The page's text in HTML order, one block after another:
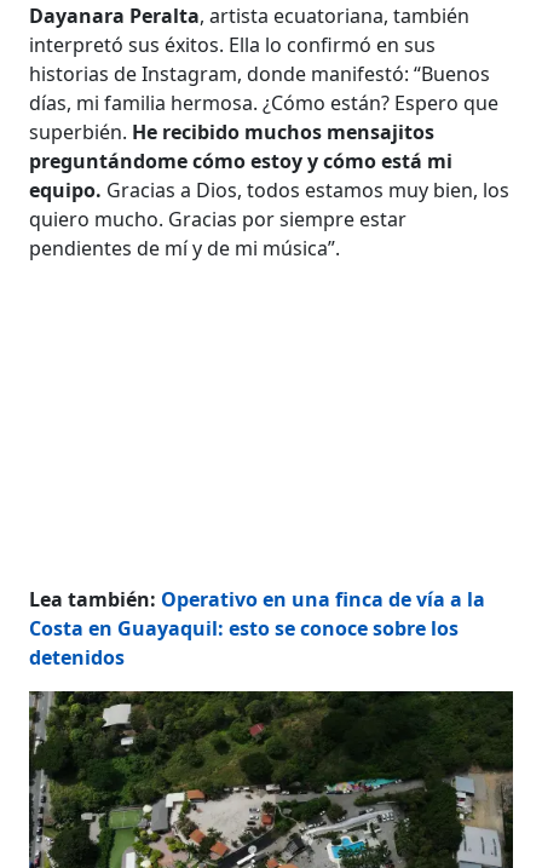
Dayanara Peralta, artista ecuatoriana, también
interpretó sus éxitos. Ella lo confirmó en sus
historias de Instagram, donde manifestó: “Buenos
días, mi familia hermosa. ¿Cómo están? Espero que
superbién. He recibido muchos mensajitos
preguntándome cómo estoy y cómo está mi
equipo. Gracias a Dios, todos estamos muy bien, los
quiero mucho. Gracias por siempre estar
pendientes de mí y de mi música”.
Lea también: Operativo en una finca de vía a la
Costa en Guayaquil: esto se conoce sobre los
detenidos